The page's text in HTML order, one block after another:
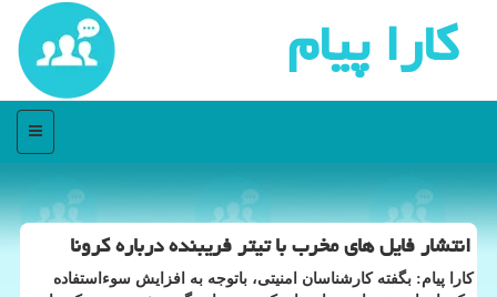
كارا پیام
منو
انتشار فایل های مخرب با تیتر فریبنده درباره كرونا
كارا پیام: بگفته كارشناسان امنیتی، باتوجه به افزایش سوءاستفاده